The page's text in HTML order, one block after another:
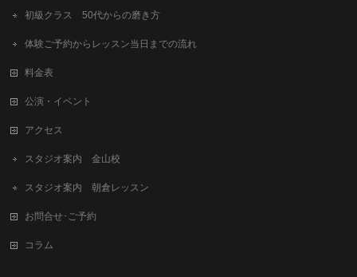
初級クラス 50代からの磨き方
体験ご予約からレッスン当日までの流れ
料金表
公演・イベント
アクセス
スタジオ案内 金山校
スタジオ案内 朝倉レッスン
お問合せ･ご予約
コラム